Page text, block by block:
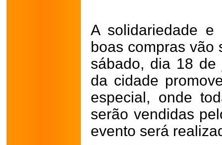
A solidariedade
boas compras vão
sábado, dia 18
da cidade
especial, onde
serão vendidas
evento será